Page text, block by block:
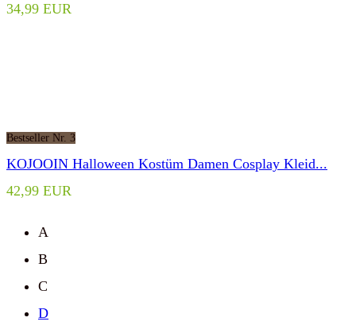
34,99 EUR
Bestseller Nr. 3
KOJOOIN Halloween Kostüm Damen Cosplay Kleid...
42,99 EUR
A
B
C
D